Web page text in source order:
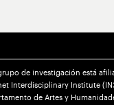
de investigación está
Interdisciplinary Institute
de Artes y